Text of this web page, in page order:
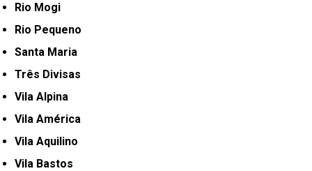
Rio Mogi
Rio Pequeno
Santa Maria
Três Divisas
Vila Alpina
Vila América
Vila Aquilino
Vila Bastos